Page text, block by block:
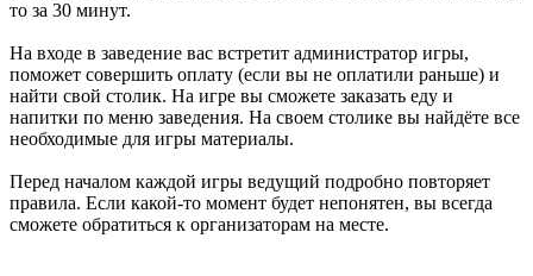
то за 30 минут.
На входе в заведение вас встретит администратор игры,
поможет совершить оплату (если вы не оплатили раньше) и
найти свой столик. На игре вы сможете заказать еду и
напитки по меню заведения. На своем столике вы найдёте все
необходимые для игры материалы.
Перед началом каждой игры ведущий подробно повторяет
правила. Если какой-то момент будет непонятен, вы всегда
сможете обратиться к организаторам на месте.